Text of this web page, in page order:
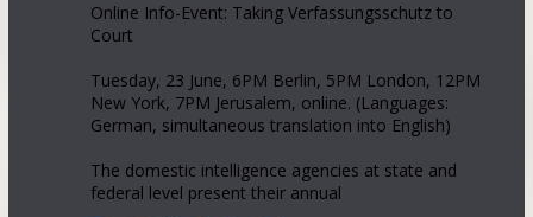
Online Info-Event: Taking Verfassungsschutz to
Court
Tuesday, 23 June, 6PM Berlin, 5PM London, 12PM
New York, 7PM Jerusalem, online. (Languages:
German, simultaneous translation into English)
The domestic intelligence agencies at state and
federal level present their annual